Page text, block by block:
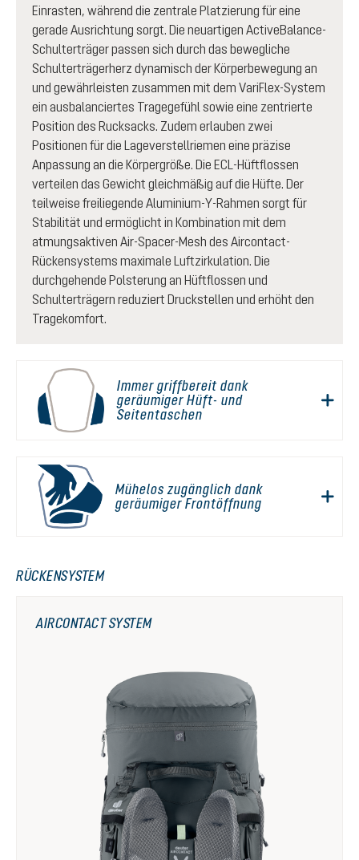
Einrasten, während die zentrale Platzierung für eine
gerade Ausrichtung sorgt. Die neuartigen ActiveBalance-
Schulterträger passen sich durch das bewegliche
Schulterträgerherz dynamisch der Körperbewegung an
und gewährleisten zusammen mit dem VariFlex-System
ein ausbalanciertes Tragegefühl sowie eine zentrierte
Position des Rucksacks. Zudem erlauben zwei
Positionen für die Lageverstellriemen eine präzise
Anpassung an die Körpergröße. Die ECL-Hüftflossen
verteilen das Gewicht gleichmäßig auf die Hüfte. Der
teilweise freiliegende Aluminium-Y-Rahmen sorgt für
Stabilität und ermöglicht in Kombination mit dem
atmungsaktiven Air-Spacer-Mesh des Aircontact-
Rückensystems maximale Luftzirkulation. Die
durchgehende Polsterung an Hüftflossen und
Schulterträgern reduziert Druckstellen und erhöht den
Tragekomfort.
Immer griffbereit dank
geräumiger Hüft- und
Seitentaschen
Mühelos zugänglich dank
geräumiger Frontöffnung
RÜCKENSYSTEM
AIRCONTACT SYSTEM